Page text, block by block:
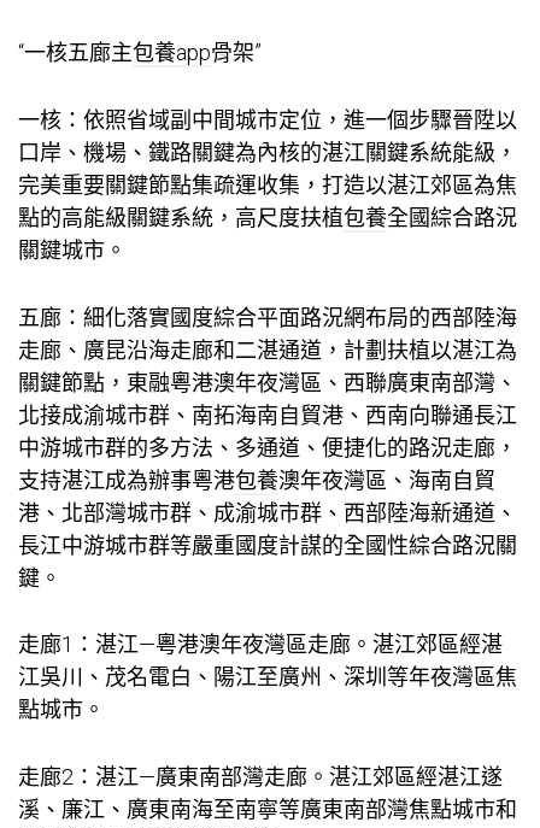
“一核五廊主包養app骨架”
一核：依照省域副中間城市定位，進一個步驟晉陞以
口岸、機場、鐵路關鍵為內核的湛江關鍵系統能級，
完美重要關鍵節點集疏運收集，打造以湛江郊區為焦
點的高能級關鍵系統，高尺度扶植包養全國綜合路況
關鍵城市。
五廊：細化落實國度綜合平面路況網布局的西部陸海
走廊、廣昆沿海走廊和二湛通道，計劃扶植以湛江為
關鍵節點，東融粵港澳年夜灣區、西聯廣東南部灣、
北接成渝城市群、南拓海南自貿港、西南向聯通長江
中游城市群的多方法、多通道、便捷化的路況走廊，
支持湛江成為辦事粵港包養澳年夜灣區、海南自貿
港、北部灣城市群、成渝城市群、西部陸海新通道、
長江中游城市群等嚴重國度計謀的全國性綜合路況關
鍵。
走廊1：湛江—粵港澳年夜灣區走廊。湛江郊區經湛
江吳川、茂名電白、陽江至廣州、深圳等年夜灣區焦
點城市。
走廊2：湛江—廣東南部灣走廊。湛江郊區經湛江遂
溪、廉江、廣東南海至南寧等廣東南部灣焦點城市和